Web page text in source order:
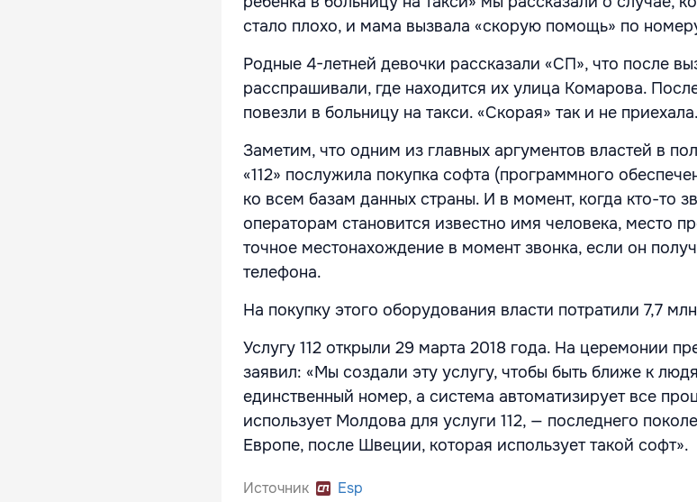
стало плохо, и мама вызвала «скорую помощь» по
Родные 4-летней девочки рассказали «СП», что после
расспрашивали, где находится их улица Комарова.
повезли в больницу на такси. «Скорая» так и не приехала.
Заметим, что одним из главных аргументов властей в
«112» послужила покупка софта (программного
ко всем базам данных страны. И в момент, когда кто-то
операторам становится известно имя человека, место
точное местонахождение в момент звонка, если он
телефона.
На покупку этого оборудования власти потратили 7,7
Услугу 112 открыли 29 марта 2018 года. На церемонии
заявил: «Мы создали эту услугу, чтобы быть ближе к
единственный номер, а система автоматизирует все
использует Молдова для услуги 112, — последнего
Европе, после Швеции, которая использует такой софт».
Источник Esp